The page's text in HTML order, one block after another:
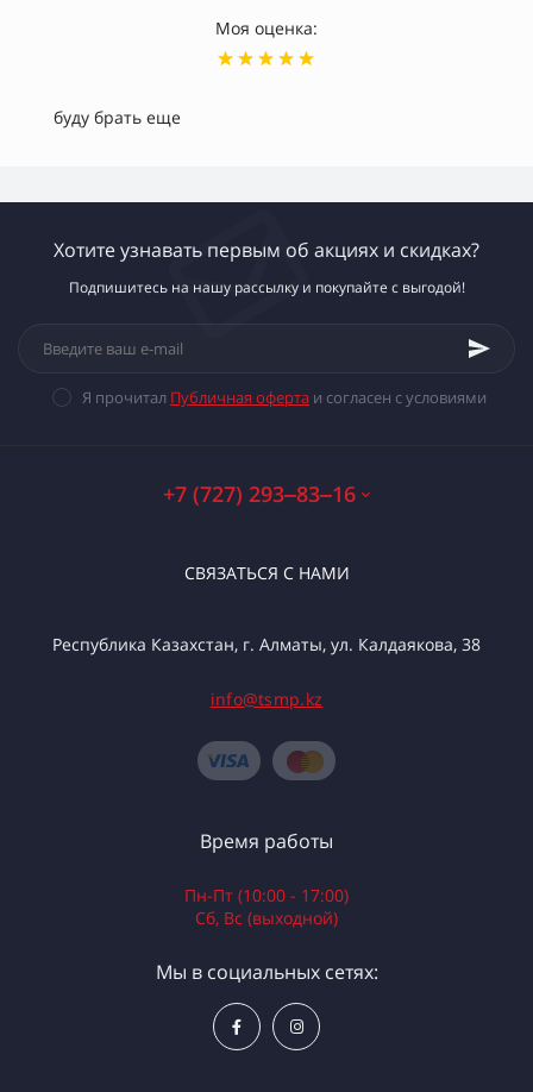
Моя оценка:
буду брать еще
Хотите узнавать первым об акциях и скидках?
Подпишитесь на нашу рассылку и покупайте с выгодой!
Я прочитал Публичная оферта и согласен с условиями
+7 (727) 293‒83‒16
СВЯЗАТЬСЯ С НАМИ
Республика Казахстан, г. Алматы, ул. Калдаякова, 38
info@tsmp.kz
Время работы
Пн-Пт (10:00 - 17:00)
Сб, Вс (выходной)
Мы в социальных сетях: